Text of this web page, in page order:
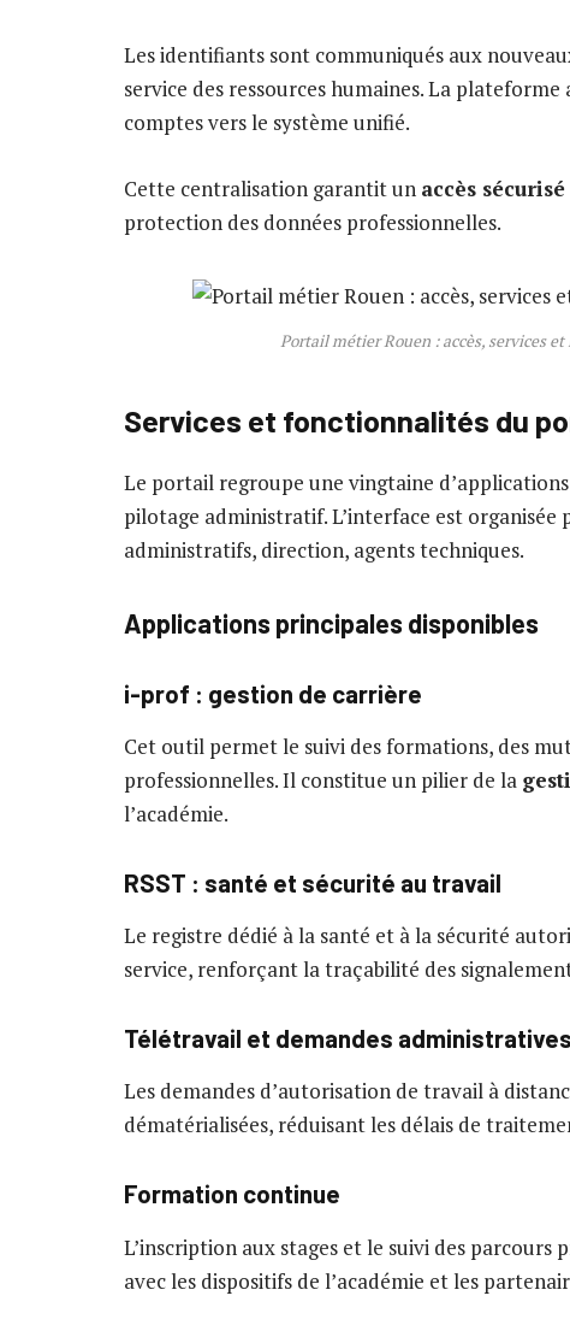
Les identifiants sont communiqués aux
service des ressources humaines. La
comptes vers le système unifié.
Cette centralisation garantit un accès
protection des données professionnelles.
Portail métier Rouen : accès, services
Services et fonctionnalités du
Le portail regroupe une vingtaine
pilotage administratif. L’interface est organisée
administratifs, direction, agents techniques.
Applications principales disponibles
i-prof : gestion de carrière
Cet outil permet le suivi des formations, des
professionnelles. Il constitue un pilier de la
l’académie.
RSST : santé et sécurité au travail
Le registre dédié à la santé et à la sécurité
service, renforçant la traçabilité des
Télétravail et demandes administratives
Les demandes d’autorisation de travail à
dématérialisées, réduisant les délais de
Formation continue
L’inscription aux stages et le suivi des
avec les dispositifs de l’académie et les